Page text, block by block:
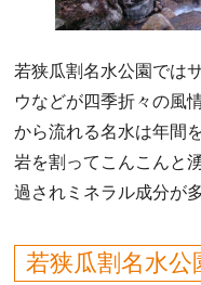
若狭瓜割名水公園では
ウなどが四季折々の風
から流れる名水は年間
岩を割ってこんこんと
過されミネラル成分が
若狭瓜割名水公